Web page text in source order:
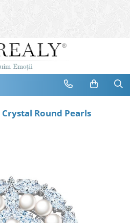
Round Pearls